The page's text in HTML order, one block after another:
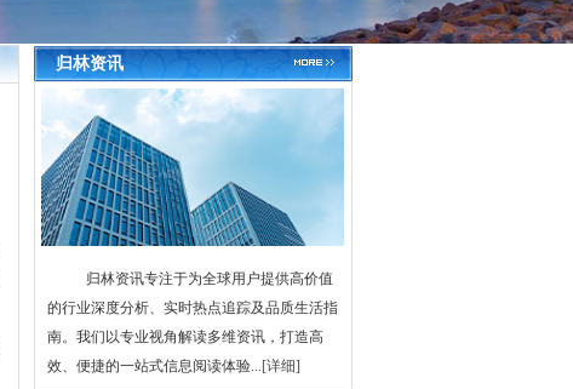
归林资讯
归林资讯专注于为全球用户提供高价值
的行业深度分析、实时热点追踪及品质生活指
南。我们以专业视角解读多维资讯，打造高
效、便捷的一站式信息阅读体验... [详细]